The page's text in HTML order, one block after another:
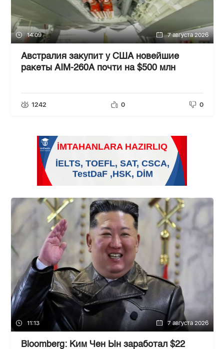
14:09 7 августа 2026
Австралия закупит у США новейшие
ракеты AIM-260A почти на $500 млн
1242 0 0
11:13 7 августа 2026
Bloomberg: Ким Чен Ын заработал $22